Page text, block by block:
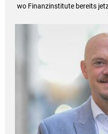
wo Finanzinstitute bereits